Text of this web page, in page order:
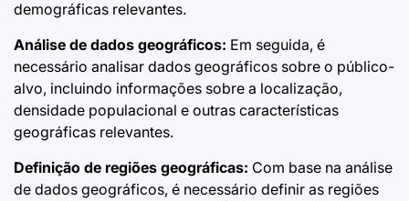
demográficas relevantes.
Análise de dados geográficos: Em seguida, é
necessário analisar dados geográficos sobre o público-
alvo, incluindo informações sobre a localização,
densidade populacional e outras características
geográficas relevantes.
Definição de regiões geográficas: Com base na análise
de dados geográficos, é necessário definir as regiões